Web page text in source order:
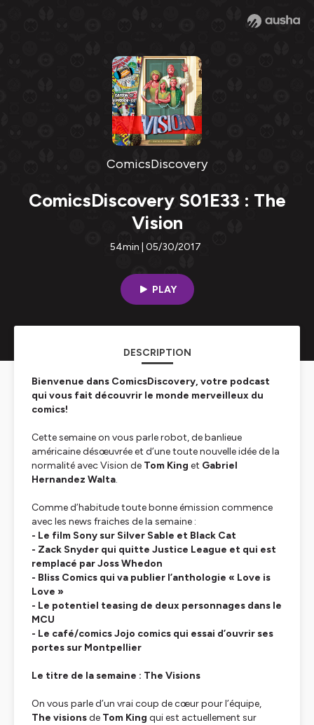
ComicsDiscovery
ComicsDiscovery S01E33 : The
Vision
54min | 05/30/2017
PLAY
DESCRIPTION
Bienvenue dans ComicsDiscovery, votre podcast
qui vous fait découvrir le monde merveilleux du
comics!
Cette semaine on vous parle robot, de banlieue
américaine désœuvrée et d’une toute nouvelle idée de la
normalité avec Vision de Tom King et Gabriel
Hernandez Walta.
Comme d’habitude toute bonne émission commence
avec les news fraiches de la semaine :
- Le film Sony sur Silver Sable et Black Cat
- Zack Snyder qui quitte Justice League et qui est
remplacé parJoss Whedon
- Bliss Comics qui va publier l’anthologie « Love is
Love »
- Le potentiel teasing de deux personnages dans le
MCU
- Le café/comics Jojo comics qui essai d’ouvrir ses
portes sur Montpellier
Le titre de la semaine : The Visions
On vous parle d’un vrai coup de cœur pour l’équipe,
The visionsde Tom King qui est actuellement sur